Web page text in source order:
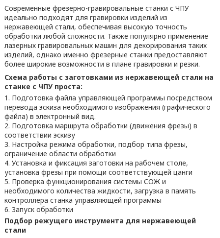
Современные фрезерно-гравировальные станки с ЧПУ
идеально подходят для гравировки изделий из
нержавеющей стали, обеспечивая высокую точность
обработки любой сложности. Также популярно применение
лазерных гравировальных машин для декорирования таких
изделий, однако именно фрезерные станки предоставляют
более широкие возможности в плане гравировки и резки.
Схема работы с заготовками из нержавеющей стали на
станке с ЧПУ проста:
Подготовка файла управляющей программы посредством
перевода эскиза необходимого изображения (графического
файла) в электронный вид.
Подготовка маршрута обработки (движения фрезы) в
соответствии эскизу
Настройка режима обработки, подбор типа фрезы,
ограничение области обработки
Установка и фиксация заготовки на рабочем столе,
установка фрезы при помощи соответствующей цанги
Проверка функционирования системы СОЖ и
необходимого количества жидкости, загрузка в память
контроллера станка управляющей программы
Запуск обработки
Подбор режущего инструмента для нержавеющей
стали